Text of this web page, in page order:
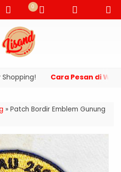
0
Cara Pesan di
» Patch Bordir Emblem Gunung